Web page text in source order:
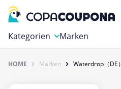
Kategorien
Auto, Motorrad & Werkzeuge
Marken
HOME Marken Waterdrop（DE）